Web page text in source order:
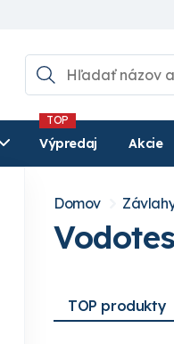
Výpredaj Akcie
Domov
TOP produkty